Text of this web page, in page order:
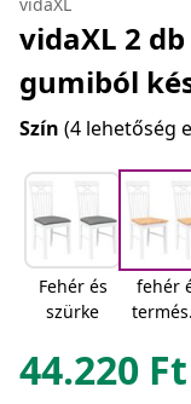
vidaXL 2
gumiból
Szín (4 lehetőség
Fehér és
szürke
fehér
44.220 Ft